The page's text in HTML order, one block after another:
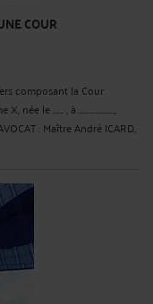
COUR
composant la Cour
née le ……. , à ……………………,
: Maître André ICARD,